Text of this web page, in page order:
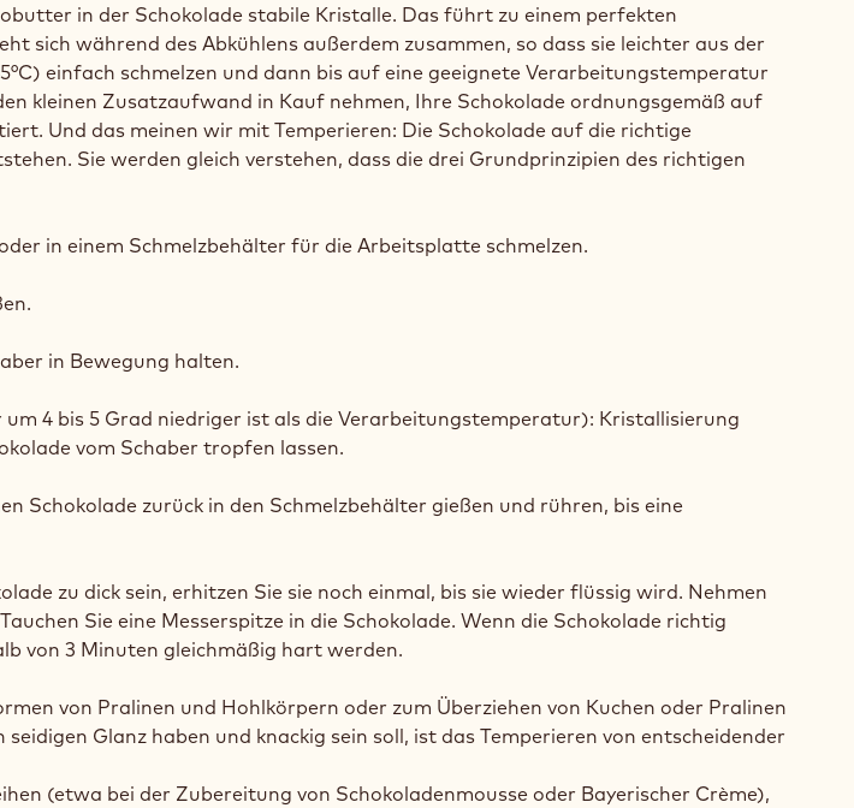
in der Schokolade stabile Kristalle. Das führt zu einem perfekten
sich während des Abkühlens außerdem zusammen, so dass sie leichter aus der
einfach schmelzen und dann bis auf eine geeignete Verarbeitungstemperatur
kleinen Zusatzaufwand in Kauf nehmen, Ihre Schokolade ordnungsgemäß auf
Und das meinen wir mit Temperieren: Die Schokolade auf die richtige
Sie werden gleich verstehen, dass die drei Grundprinzipien des richtigen
in einem Schmelzbehälter für die Arbeitsplatte schmelzen.
in Bewegung halten.
4 bis 5 Grad niedriger ist als die Verarbeitungstemperatur): Kristallisierung
vom Schaber tropfen lassen.
Schokolade zurück in den Schmelzbehälter gießen und rühren, bis eine
zu dick sein, erhitzen Sie sie noch einmal, bis sie wieder flüssig wird. Nehmen
Sie eine Messerspitze in die Schokolade. Wenn die Schokolade richtig
von 3 Minuten gleichmäßig hart werden.
von Pralinen und Hohlkörpern oder zum Überziehen von Kuchen oder Pralinen
Glanz haben und knackig sein soll, ist das Temperieren von entscheidender
(etwa bei der Zubereitung von Schokoladenmousse oder Bayerischer Crème),